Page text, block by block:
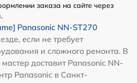
заказа на сайте через
Panasonic NN-ST270
если не требует
и сложного ремонта. В
доставит Panasonic NN-
Panasonic в Санкт-